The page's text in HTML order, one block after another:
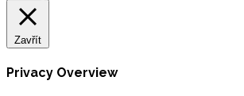
Zavřít
Privacy Overview